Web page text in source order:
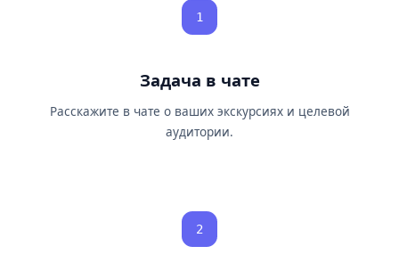
1
Задача в чате
Расскажите в чате о ваших экскурсиях и целевой
аудитории.
2